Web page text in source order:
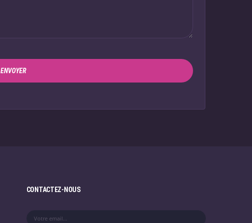
ENVOYER
CONTACTEZ-NOUS